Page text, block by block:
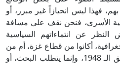
فهذا ليس انحيازاً غير مبرر، أو
الأسرى، فنحن نقف على مسافة
عن انتماءاتهم السياسية
أكانوا من قطاع غزة، أم من
الضفة الغربية والقدس ومناطق الـ 1948، وإنما يتطلب البحث، أو